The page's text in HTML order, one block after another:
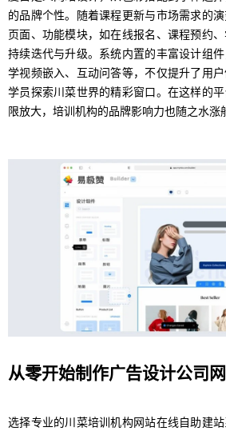
的品牌个性。随着课程更新与市场需求的
页面、功能模块，如在线报名、课程预约
持续迭代与升级。系统内置的丰富设计组
学视频嵌入、互动问答等，不仅提升了用
学员探索川菜世界的精彩窗口。在这样的
限放大，培训机构的品牌影响力也随之水涨
从零开始制作广告设计公司
选择专业的川菜培训机构网站在线自助建